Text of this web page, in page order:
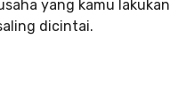
yang kamu lakukan
dicintai.